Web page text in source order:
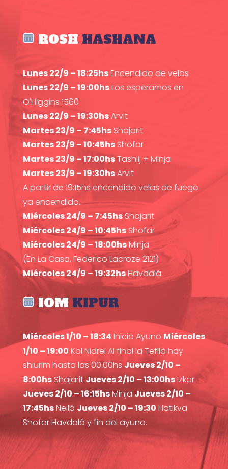
ROSH HASHANA
Lunes 22/9 – 18:25hsEncendido de velas
Lunes 22/9 – 19:00hsLos esperamos en
O'Higgins 1560
Lunes 22/9 – 19:30hsArvit
Martes 23/9 – 7:45hsShajarit
Martes 23/9 – 10:45hsShofar
Martes 23/9 – 17:00hsTashlij + Minja
Martes 23/9 – 19:30hsArvit
A partir de 19:15hs encendido velas de fuego
ya encendido.
Miércoles 24/9 – 7:45hsShajarit
Miércoles 24/9 – 10:45hsShofar
Miércoles 24/9 – 18:00hsMinja
(En La Casa, Federico Lacroze 2121)
Miércoles 24/9 – 19:32hsHavdalá
IOM KIPUR
Miércoles 1/10 – 18:34 Inicio Ayuno Miércoles
1/10 – 19:00 Kol Nidrei Al final la Tefilà hay
shiurim hasta las 00.00hsJueves 2/10 –
8:00hsShajarit Jueves 2/10 – 13:00hsIzkor
Jueves 2/10 – 16:15hsMinja Jueves 2/10 –
17:45hsNeilá Jueves 2/10 – 19:30 Hatikva
Shofar Havdalá y fin del ayuno.